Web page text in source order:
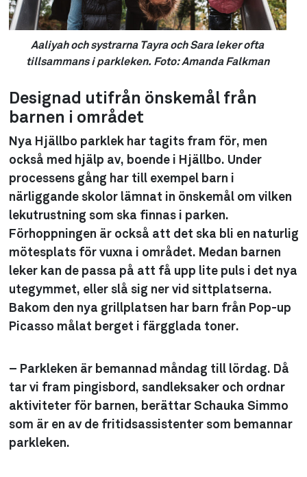
Aaliyah och systrarna Tayra och Sara leker ofta
tillsammans i parkleken. Foto: Amanda Falkman
Designad utifrån önskemål från
barnen i området
Nya Hjällbo parklek har tagits fram för, men
också med hjälp av, boende i Hjällbo. Under
processens gång har till exempel barn i
närliggande skolor lämnat in önskemål om vilken
lekutrustning som ska finnas i parken.
Förhoppningen är också att det ska bli en naturlig
mötesplats för vuxna i området. Medan barnen
leker kan de passa på att få upp lite puls i det nya
utegymmet, eller slå sig ner vid sittplatserna.
Bakom den nya grillplatsen har barn från Pop-up
Picasso målat berget i färgglada toner.
– Parkleken är bemannad måndag till lördag. Då
tar vi fram pingisbord, sandleksaker och ordnar
aktiviteter för barnen, berättar Schauka Simmo
som är en av de fritidsassistenter som bemannar
parkleken.